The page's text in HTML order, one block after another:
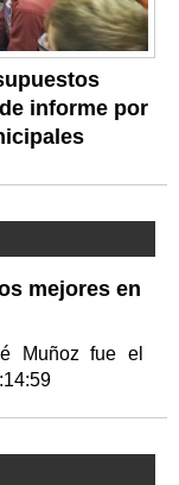
informe por
mejores en
Muñoz fue el